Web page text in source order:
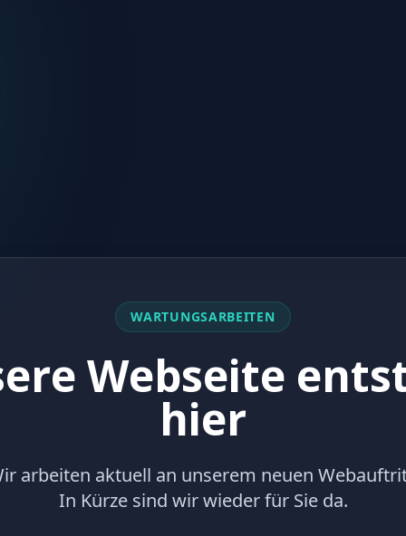
WARTUNGSARBEITEN
Webseite
hier
arbeiten aktuell an unserem neuen
In Kürze sind wir wieder für Sie da.